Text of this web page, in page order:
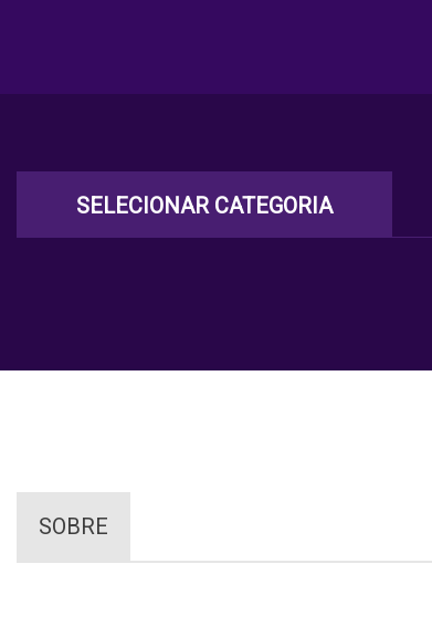
SELECIONAR CATEGORIA
SOBRE